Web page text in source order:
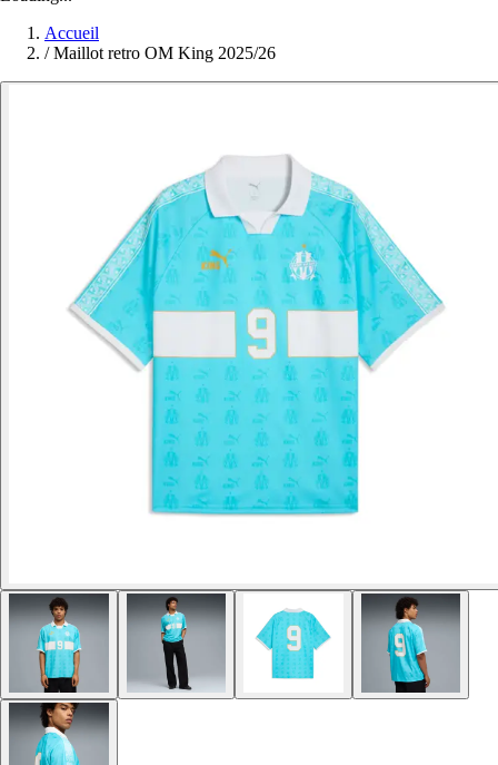
Accueil
/ Maillot retro OM King 2025/26